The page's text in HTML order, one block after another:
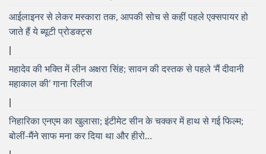
आईलाइनर से लेकर मस्कारा तक, आपकी सोच से कहीं पहले एक्सपायर हो
जाते हैं ये ब्यूटी प्रोडक्ट्स
महादेव की भक्ति में लीन अक्षरा सिंह; सावन की दस्तक से पहले ‘मैं दीवानी
महाकाल की’ गाना रिलीज
निहारिका एनएम का खुलासा; इंटीमेट सीन के चक्कर में हाथ से गई फिल्म;
बोलीं-मैंने साफ मना कर दिया था और हीरो…